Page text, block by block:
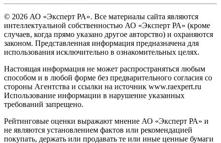
© 2026 АО «Эксперт РА». Все материалы сайта являются
интеллектуальной собственностью АО «Эксперт РА» (кроме
случаев, когда прямо указано другое авторство) и охраняются
законом. Представленная информация предназначена для
использования исключительно в ознакомительных целях.
Настоящая информация не может распространяться любым
способом и в любой форме без предварительного согласия со
стороны Агентства и ссылки на источник www.raexpert.ru
Использование информации в нарушение указанных
требований запрещено.
Рейтинговые оценки выражают мнение АО «Эксперт РА» и
не являются установлением фактов или рекомендацией
покупать, держать или продавать те или иные ценные бумаги